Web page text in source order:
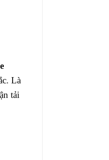
Là
tải